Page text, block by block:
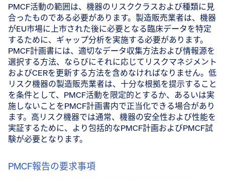
PMCF活動の範囲は、機器のリスククラスおよび種類に見
合ったものである必要があります。製造販売業者は、機器
がEU市場に上市された後に必要となる臨床データを特定
するために、ギャップ分析を実施する必要があります。
PMCF計画書には、適切なデータ収集方法および情報源を
選択する方法、ならびにそれに応じてリスクマネジメント
およびCERを更新する方法を含めなければなりません。低
リスク機器の製造販売業者は、十分な根拠を提示すること
を条件として、PMCF活動を限定的とするか、あるいは実
施しないことをPMCF計画書内で正当化できる場合があり
ます。高リスク機器では通常、機器の安全性および性能を
実証するために、より包括的なPMCF計画およびPMCF試
験が必要となります。
PMCF報告の要求事項